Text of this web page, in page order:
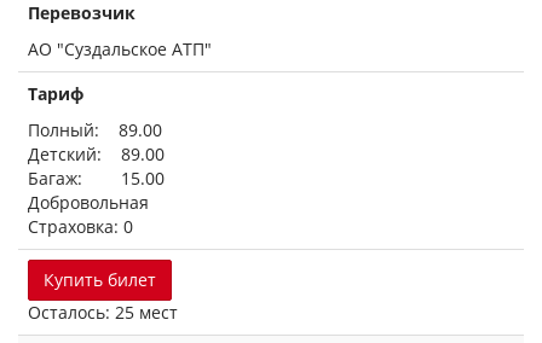
Перевозчик
АО "Суздальское АТП"
Тариф
Полный: 89.00
Детский: 89.00
Багаж: 15.00
Добровольная
Страховка: 0
Купить билет
Осталось: 25 мест